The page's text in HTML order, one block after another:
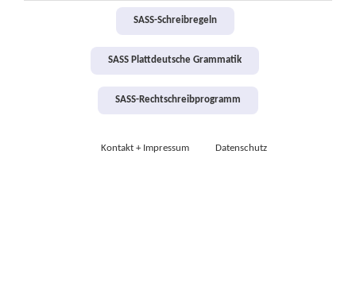
SASS-Schreibregeln
SASS Plattdeutsche Grammatik
SASS-Rechtschreibprogramm
Kontakt + Impressum Datenschutz